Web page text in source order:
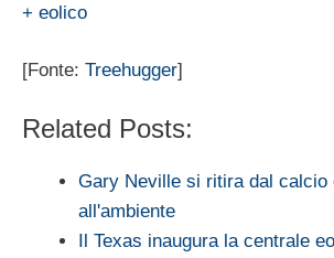
+ eolico
[Fonte: Treehugger]
Related Posts:
Gary Neville si ritira dal calcio
all'ambiente
Il Texas inaugura la centrale